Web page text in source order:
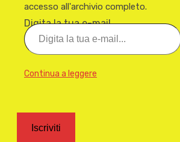
accesso all'archivio completo.
Digita la tua e-mail...
Continua a leggere
Iscriviti